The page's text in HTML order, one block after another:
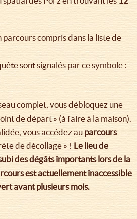
parcours compris dans la liste de
sont signalés par ce symbole :
complet, vous débloquez une
de départ » (à faire à la maison).
vous accédez au parcours
de décollage » ! Le lieu de
des dégâts importants lors de la
est actuellement inaccessible
avant plusieurs mois.